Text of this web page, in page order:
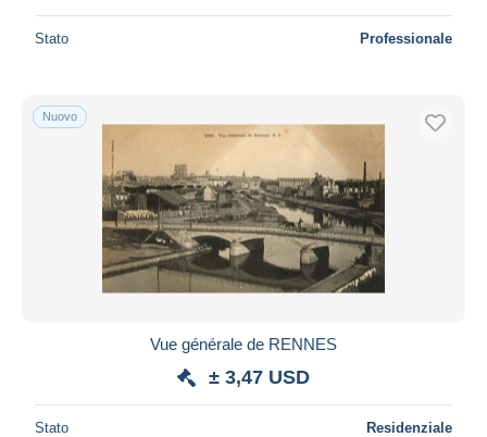
Stato Professionale
Nuovo
Vue générale de RENNES
± 3,47 USD
Stato Residenziale